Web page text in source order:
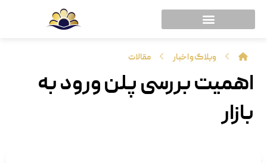
وبلاگ و اخبار مقالات
اهمیت بررسی پلن ورود به
بازار